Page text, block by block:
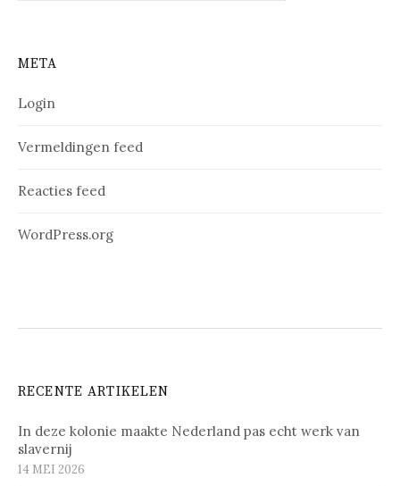
META
Login
Vermeldingen feed
Reacties feed
WordPress.org
RECENTE ARTIKELEN
In deze kolonie maakte Nederland pas echt werk van
slavernij
14 MEI 2026